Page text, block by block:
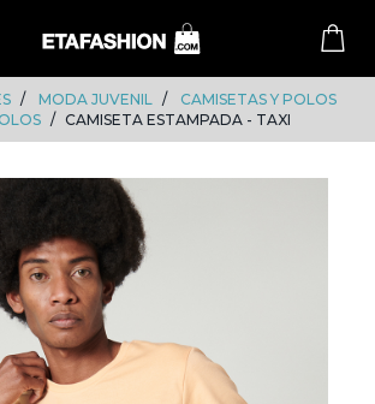
MODA JUVENIL
CAMISETAS Y POLOS
CAMISETA ESTAMPADA - TAXI